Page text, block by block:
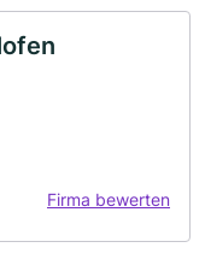
Firma bewerten